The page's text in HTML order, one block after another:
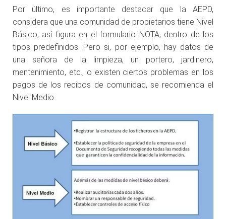
Por último, es importante destacar que la AEPD,
considera que una comunidad de propietarios tiene Nivel
Básico, así figura en el formulario NOTA, dentro de los
tipos predefinidos. Pero si, por ejemplo, hay datos de
una señora de la limpieza, un portero, jardinero,
mentenimiento, etc., o existen ciertos problemas en los
pagos de los recibos de comunidad, se recomienda el
Nivel Medio.